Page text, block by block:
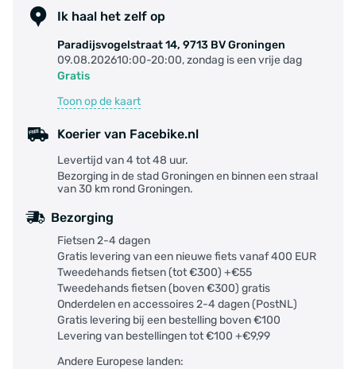
Ik haal het zelf op
Paradijsvogelstraat 14, 9713 BV Groningen
09.08.202610:00-20:00, zondag is een vrije dag
Gratis
Toon op de kaart
Koerier van Facebike.nl
Levertijd van 4 tot 48 uur.
Bezorging in de stad Groningen en binnen een straal
van 30 km rond Groningen.
Bezorging
Fietsen 2-4 dagen
Gratis levering van een nieuwe fiets vanaf 400 EUR
Tweedehands fietsen (tot €300) +€55
Tweedehands fietsen (boven €300) gratis
Onderdelen en accessoires 2-4 dagen (PostNL)
Gratis levering bij een bestelling boven €100
Levering van bestellingen tot €100 +€9,99
Andere Europese landen: